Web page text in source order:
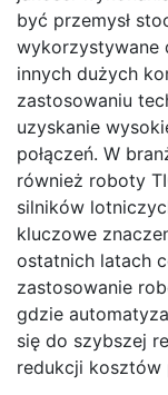
być przemysł
wykorzystywane
innych dużych
zastosowaniu
uzyskanie
połączeń. W
również roboty
silników
kluczowe
ostatnich latach
zastosowanie
gdzie
się do szybszej
redukcji kosztów